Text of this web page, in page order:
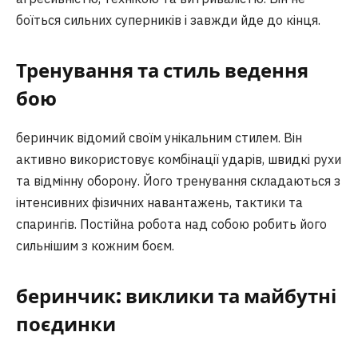
боїться сильних суперників і завжди йде до кінця.
Тренування та стиль ведення
бою
беринчик відомий своїм унікальним стилем. Він
активно використовує комбінації ударів, швидкі рухи
та відмінну оборону. Його тренування складаються з
інтенсивних фізичних навантажень, тактики та
спарингів. Постійна робота над собою робить його
сильнішим з кожним боєм.
беринчик: виклики та майбутні
поєдинки